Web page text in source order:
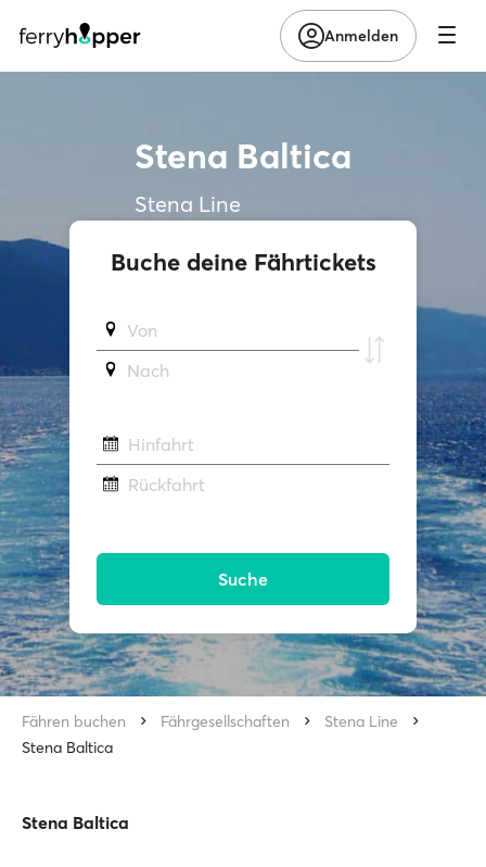
Anmelden
Stena Baltica
Stena Line
Buche deine Fährtickets
Von
Νach
Hinfahrt
Rückfahrt
Suche
Fähren buchen Fährgesellschaften
Stena Line
Stena Baltica
Stena Baltica